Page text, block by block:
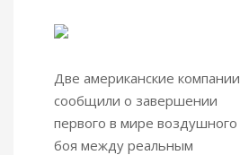
Две американские компании
сообщили о завершении
первого в мире воздушного
боя между реальным